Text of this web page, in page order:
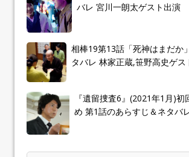
バレ 宮川一朗太ゲスト出演
相棒19第13話「死神はまだか
タバレ 林家正蔵,笹野高史ゲス
『遺留捜査6』(2021年1月)初
め 第1話のあらすじ＆ネタバ